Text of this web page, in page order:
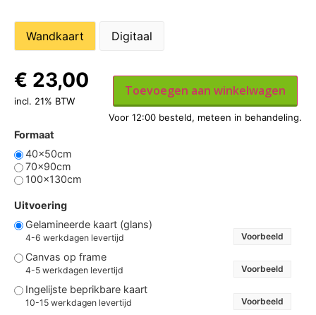
Wandkaart Digitaal
Formaat
40x50cm
70x90cm
100x130cm
Uitvoering
Gelamineerde kaart (glans)
4-6 werkdagen levertijd Voorbeeld
Canvas op frame
4-5 werkdagen levertijd Voorbeeld
Ingelijste beprikbare kaart
10-15 werkdagen levertijd Voorbeeld
€ 23,00
incl. 21% BTW
Toevoegen aan winkelwagen